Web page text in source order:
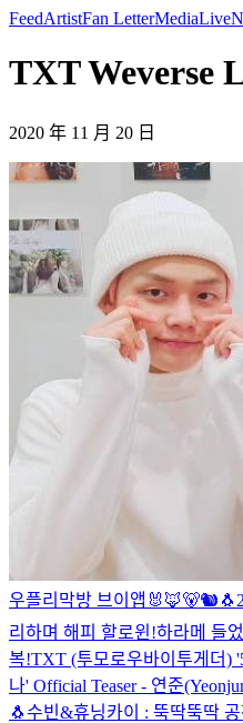
FeedArtistFan LetterMediaLive
TXT Weverse
2020 年 11 月 20 日
우플리 막방 브이앱🐰🦊🐻🐿🐧
리하며 해피 할로윈!하라메 들었
복!TXT (투모로우바이투게더)
나' Official Teaser - 연준
🐧수빈&휴닝카이 : 뚝딱뚝딱